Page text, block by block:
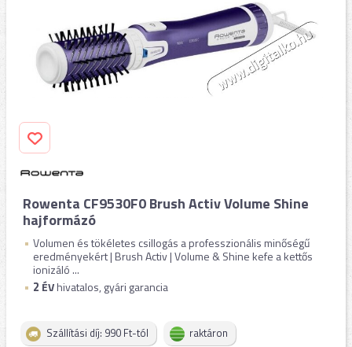
Rowenta CF9530F0 Brush Activ Volume Shine
hajformázó
Volumen és tökéletes csillogás a professzionális minőségű
eredményekért | Brush Activ | Volume & Shine kefe a kettős
ionizáló ...
2 ÉVhivatalos, gyári garancia
Szállítási díj: 990 Ft-tól raktáron